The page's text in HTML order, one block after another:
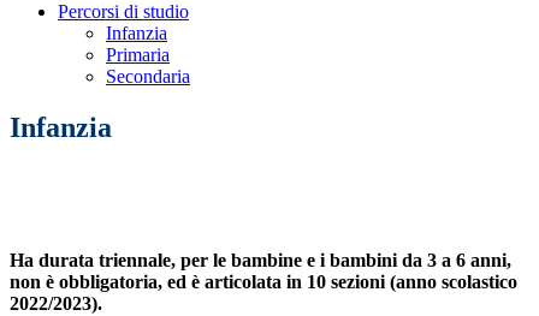
Percorsi di studio
Infanzia
Primaria
Secondaria
Infanzia
Ha durata triennale, per le bambine e i bambini da 3 a 6 anni,
non è obbligatoria, ed è articolata in 10 sezioni (anno scolastico
2022/2023).